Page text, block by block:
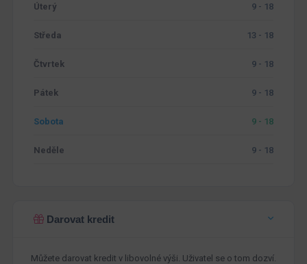
Úterý 9 - 18
Středa 13 - 18
Čtvrtek 9 - 18
Pátek 9 - 18
Sobota 9 - 18
Neděle 9 - 18
Darovat kredit
Můžete darovat kredit v libovolné výši. Uživatel se o tom dozví.